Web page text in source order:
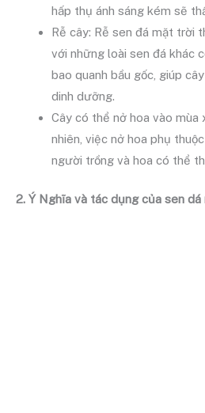
hấp thụ ánh sáng kém sẽ
Rễ cây: Rễ sen đá mặt trời
với những loài sen đá khác
bao quanh bầu gốc, giúp
dinh dưỡng.
Cây có thể nở hoa vào mùa
nhiên, việc nở hoa phụ
người trồng và hoa có thể
2. Ý Nghĩa và tác dụng của sen